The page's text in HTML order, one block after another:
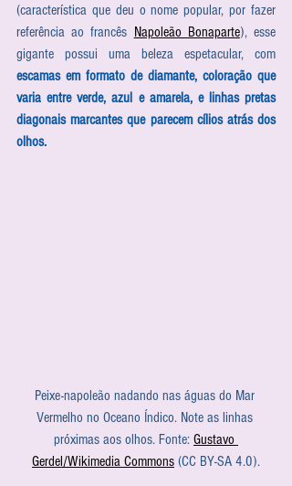
(característica que deu o nome popular, por fazer
referência ao francês Napoleão Bonaparte), esse
escamas em formato de diamante, coloração que
varia entre verde, azul e amarela, e linhas pretas
diagonais marcantes que parecem cílios atrás dos
olhos.
Peixe-napoleão nadando nas águas do Mar
Vermelho no Oceano Índico. Note as linhas
próximas aos olhos. Fonte: Gustavo
Gerdel/Wikimedia Commons (CC BY-SA 4.0).